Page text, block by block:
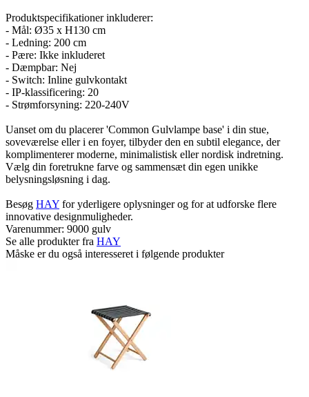
Produktspecifikationer inkluderer:
- Mål: Ø35 x H130 cm
- Ledning: 200 cm
- Pære: Ikke inkluderet
- Dæmpbar: Nej
- Switch: Inline gulvkontakt
- IP-klassificering: 20
- Strømforsyning: 220-240V
Uanset om du placerer 'Common Gulvlampe base' i din stue,
soveværelse eller i en foyer, tilbyder den en subtil elegance, der
komplimenterer moderne, minimalistisk eller nordisk indretning.
Vælg din foretrukne farve og sammensæt din egen unikke
belysningsløsning i dag.
Besøg HAY for yderligere oplysninger og for at udforske flere
innovative designmuligheder.
Varenummer: 9000 gulv
Se alle produkter fra HAY
Måske er du også interesseret i følgende produkter